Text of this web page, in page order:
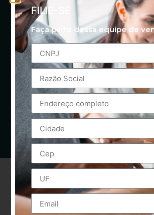
FILIE-SE
Faça parte dessa equipe de